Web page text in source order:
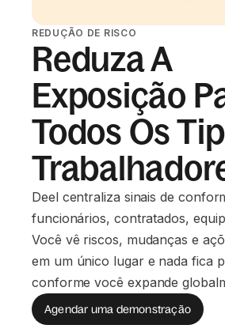
REDUÇÃO DE RISCO
Reduza A
Exposição
Todos Os
Deel centraliza sinais de
funcionários, contratados,
Você vê riscos, mudanças e
em um único lugar e nada fica
conforme você expande
Agendar uma demonstração